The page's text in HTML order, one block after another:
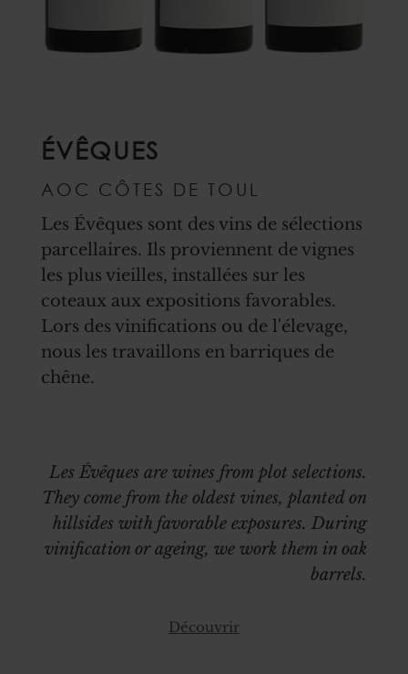
ÉVÊQUES
AOC CÔTES DE TOUL
Les Évêques sont des vins de sélections
parcellaires. Ils proviennent de vignes
les plus vieilles, installées sur les
coteaux aux expositions favorables.
Lors des vinifications ou de l'élevage,
nous les travaillons en barriques de
chêne.
Les Évêques are wines from plot selections.
They come from the oldest vines, planted on
hillsides with favorable exposures. During
vinification or ageing, we work them in oak
barrels.
Découvrir